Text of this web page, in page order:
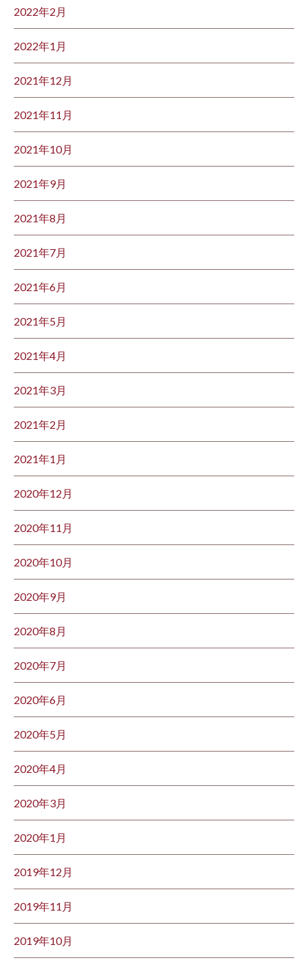
2022年2月
2022年1月
2021年12月
2021年11月
2021年10月
2021年9月
2021年8月
2021年7月
2021年6月
2021年5月
2021年4月
2021年3月
2021年2月
2021年1月
2020年12月
2020年11月
2020年10月
2020年9月
2020年8月
2020年7月
2020年6月
2020年5月
2020年4月
2020年3月
2020年1月
2019年12月
2019年11月
2019年10月